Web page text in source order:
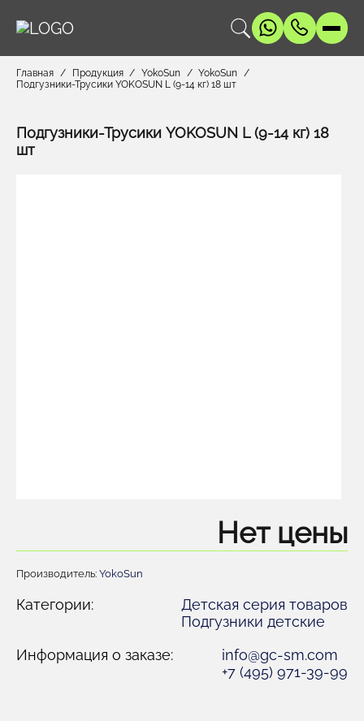
Главная Продукция YokoSun
YokoSun
Подгузники-Трусики YOKOSUN L (9-14 кг) 18 шт
Подгузники-Трусики YOKOSUN L (9-14 кг) 18
шт
Нет цены
Производитель:YokoSun
Категории:
Детская серия товаров
Подгузники детские
Информация о заказе:
info@gc-sm.com
+7 (495) 971-39-99